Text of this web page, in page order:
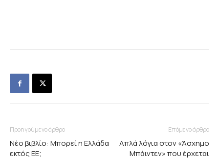
Προηγούμενο άρθρο
Νέο βιβλίο: Μπορεί η Ελλάδα
εκτός ΕΕ;
Επόμενο άρθρο
Απλά λόγια στον «Άσχημο
Μπάιντεν» που έρχεται